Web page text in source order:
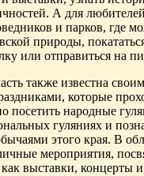
А для
и парков, где
природы,
или отправиться на
также известна
которые
посетить народные
гуляниях и
этого края. В
мероприятия,
как выставки, концерты